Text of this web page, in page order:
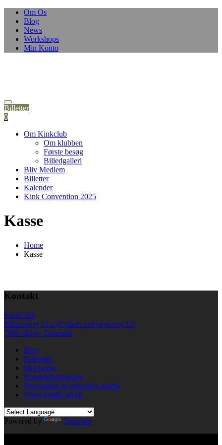
Om Os
Blog
News
Workshops
Min Konto
Billetter
0
Om Kinkclub
Om klubben
Første besøg
Billedgalleri
Bliv Medlem
Billetter
Kalender
Kink Convention 2025
Kasse
Home
Kasse
Kontakt
KinkClub
Bilstrupvej 13 a (P-plads ved jægervej 12)
7800 Skive, Danmark
Blog
Kalender
Min konto
Handelsbetingelser
Persondata og privatlivs politik
Vores Fetlife profil
Powered by
Translate